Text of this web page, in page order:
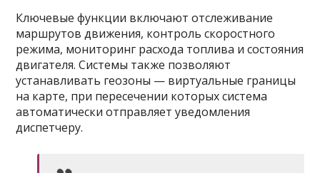
Ключевые функции включают отслеживание
маршрутов движения, контроль скоростного
режима, мониторинг расхода топлива и состояния
двигателя. Системы также позволяют
устанавливать геозоны — виртуальные границы
на карте, при пересечении которых система
автоматически отправляет уведомления
диспетчеру.